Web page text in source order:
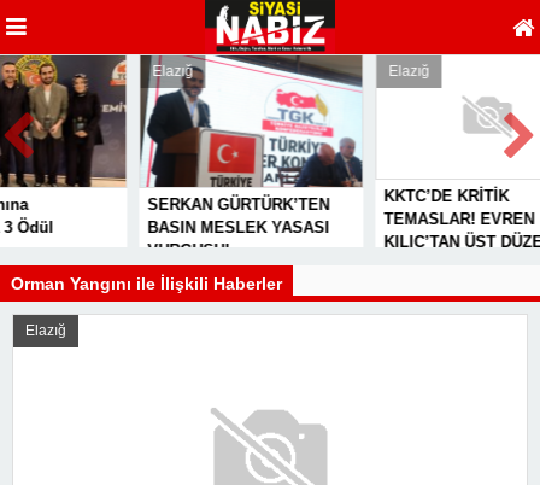
Elazığ
SERKAN GÜRTÜRK’TEN
BASIN MESLEK YASASI
VURGUSU!
Elazığ
KKTC’DE KRİTİK
TEMASLAR! EVREN
KILIÇ’TAN ÜST DÜZEY
Orman Yangını ile İlişkili Haberler
Elazığ